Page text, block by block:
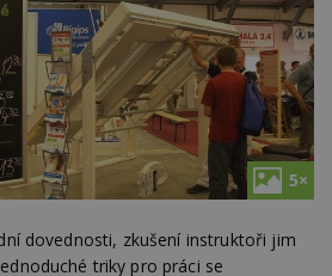
5×
dovednosti, zkušení instruktoři jim
triky pro práci se